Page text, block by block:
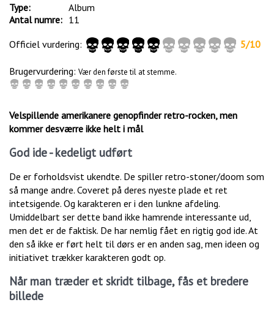
Type:
Album
Antal numre: 11
Officiel vurdering:
5/10
Brugervurdering: Vær den første til at stemme.
Velspillende amerikanere genopfinder retro-rocken, men
kommer desværre ikke helt i mål
God ide - kedeligt udført
De er forholdsvist ukendte. De spiller retro-stoner/doom som
så mange andre. Coveret på deres nyeste plade et ret
intetsigende. Og karakteren er i den lunkne afdeling.
Umiddelbart ser dette band ikke hamrende interessante ud,
men det er de faktisk. De har nemlig fået en rigtig god ide. At
den så ikke er ført helt til dørs er en anden sag, men ideen og
initiativet trækker karakteren godt op.
Når man træder et skridt tilbage, fås et bredere
billede